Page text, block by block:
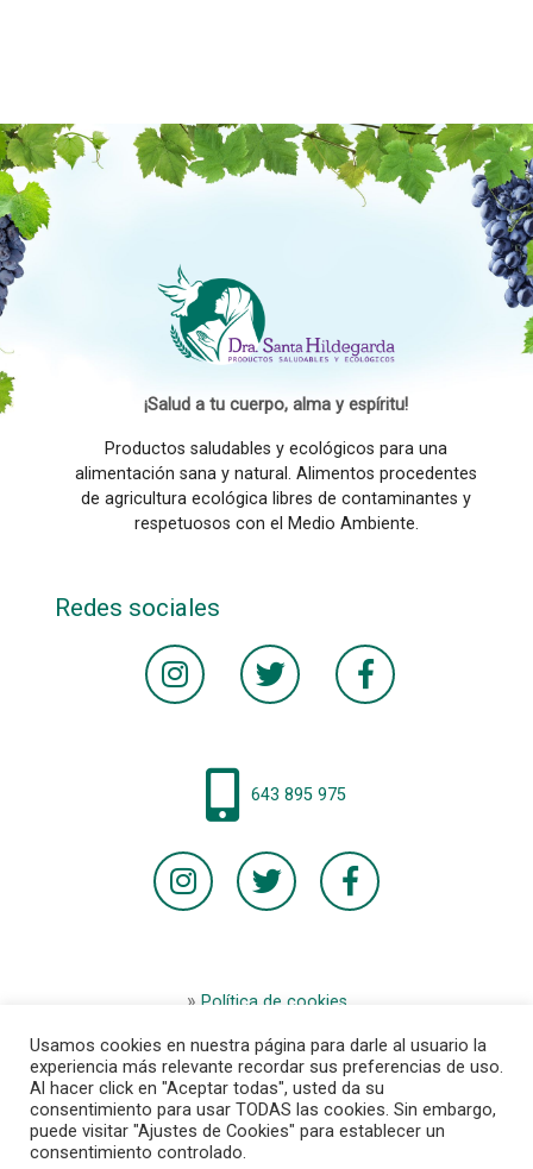
¡Salud a tu cuerpo, alma y espíritu!
Productos saludables y ecológicos para una
alimentación sana y natural. Alimentos procedentes
de agricultura ecológica libres de contaminantes y
respetuosos con el Medio Ambiente.
Redes sociales
643 895 975
Política de cookies
Términos y condiciones de la tienda
Condiciones generales de la compra
Contacto
Usamos cookies en nuestra página para darle al usuario la
experiencia más relevante recordar sus preferencias de uso.
Al hacer click en "Aceptar todas", usted da su
consentimiento para usar TODAS las cookies. Sin embargo,
puede visitar "Ajustes de Cookies" para establecer un
consentimiento controlado.